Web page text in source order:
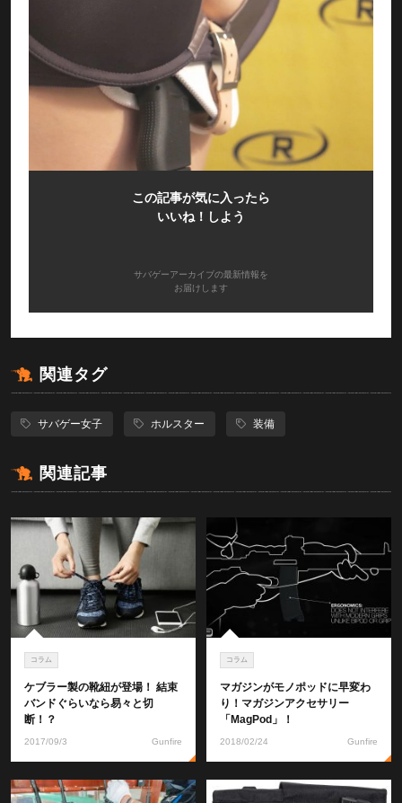
この記事が気に入ったら
いいね！しよう
サバゲーアーカイブの最新情報を
お届けします
関連タグ
サバゲー女子 ホルスター 装備
関連記事
コラム
ケブラー製の靴紐が登場！ 結束
バンドぐらいなら易々と切
断！？
2017/09/3 Gunfire
コラム
マガジンがモノポッドに早変わ
り！マガジンアクセサリー
「MagPod」！
2018/02/24 Gunfire